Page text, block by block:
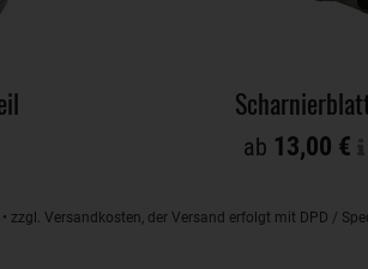
ab 13,00 €
zzgl. Versandkosten, der Versand erfolgt mit DPD /